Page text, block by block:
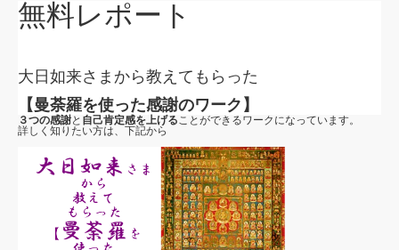
無料レポート
大日如来さまから教えてもらった
【曼荼羅を使った感謝のワーク】
３つの感謝と 自己肯定感を上げることができるワークになっています。
詳しく知りたい方は、下記から